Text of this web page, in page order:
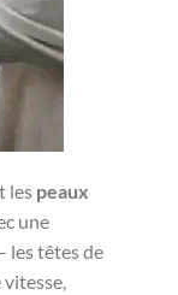
les peaux
une
les têtes de